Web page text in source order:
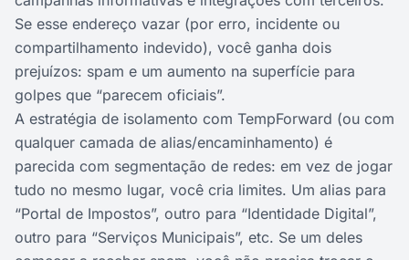
Se esse endereço vazar (por erro, incidente ou
compartilhamento indevido), você ganha dois
prejuízos: spam e um aumento na superfície para
golpes que “parecem oficiais”.
A estratégia de isolamento com TempForward (ou com
qualquer camada de alias/encaminhamento) é
parecida com segmentação de redes: em vez de jogar
tudo no mesmo lugar, você cria limites. Um alias para
“Portal de Impostos”, outro para “Identidade Digital”,
outro para “Serviços Municipais”, etc. Se um deles